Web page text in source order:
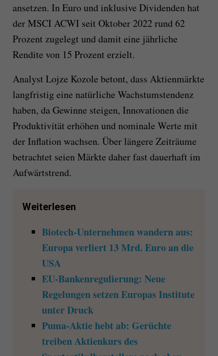
ansetzen. In Euro und inklusive Dividenden hat
der MSCI ACWI seit Oktober 2022 rund 62
Prozent zugelegt und damit eine jährliche
Rendite von 15 Prozent erzielt.
Analyst Lojze Kozole betont, dass Aktienmärkte
langfristig eine natürliche Wachstumstendenz
haben, da Gewinne steigen, Innovationen die
Produktivität erhöhen und nominale Werte mit
der Inflation wachsen. Über längere Zeiträume
betrachtet seien Märkte daher fast dauerhaft im
Aufwärtstrend.
Weiterlesen
Biotech-Unternehmen wandern aus:
Europa verliert 13 Mrd. Euro an die
USA
EU-Bankenregulierung: Neue
Regelungen setzen Europas Institute
unter Druck
Puma-Aktie hebt ab: Gerüchte
treiben Aktienkurs des